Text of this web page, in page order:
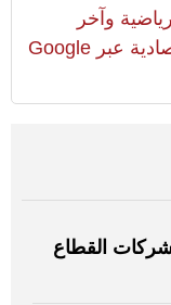
وآخر
المستجدات السياسية والإقتصادية عبر Google
القطاع